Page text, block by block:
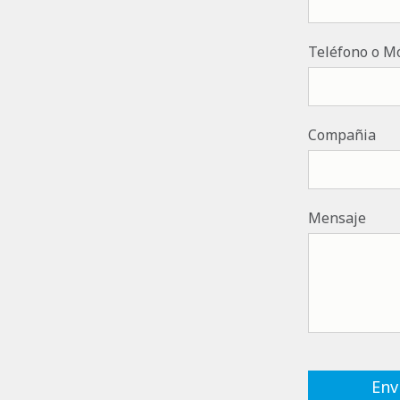
Teléfono o
Compañia
Mensaje